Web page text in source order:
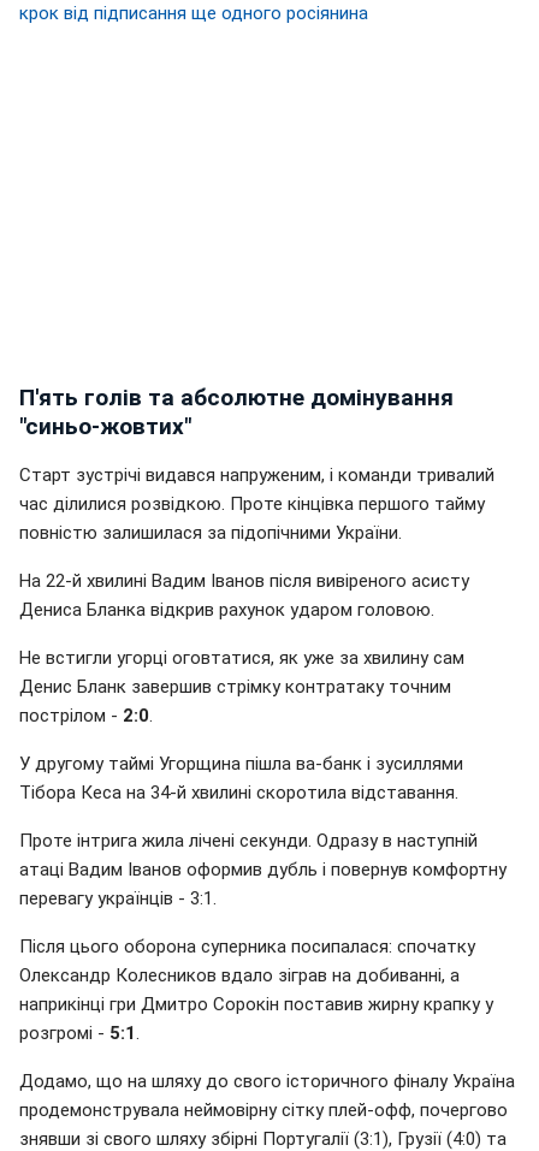
крок від підписання ще одного росіянина
П'ять голів та абсолютне домінування
"синьо-жовтих"
Старт зустрічі видався напруженим, і команди тривалий
час ділилися розвідкою. Проте кінцівка першого тайму
повністю залишилася за підопічними України.
На 22-й хвилині Вадим Іванов після вивіреного асисту
Дениса Бланка відкрив рахунок ударом головою.
Не встигли угорці оговтатися, як уже за хвилину сам
Денис Бланк завершив стрімку контратаку точним
пострілом - 2:0
У другому таймі Угорщина пішла ва-банк і зусиллями
Тібора Кеса на 34-й хвилині скоротила відставання.
Проте інтрига жила лічені секунди. Одразу в наступній
атаці Вадим Іванов оформив дубль і повернув комфортну
перевагу українців - 3:1.
Після цього оборона суперника посипалася: спочатку
Олександр Колесников вдало зіграв на добиванні, а
наприкінці гри Дмитро Сорокін поставив жирну крапку у
розгромі - 5:1
Додамо, що на шляху до свого історичного фіналу Україна
продемонструвала неймовірну сітку плей-офф, почергово
знявши зі свого шляху збірні Португалії (3:1), Грузії (4:0) та